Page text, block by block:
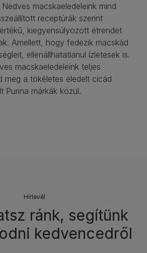
macskaeledeleink mind
receptúrák szerint
kiegyensúlyozott étrendet
Amellett, hogy fedezik macskád
ellenállhatatlanul ízletesek is.
macskaeledeleink teljes
meg a tökéletes eledelt cicád
Purina márkák közül.
Hírlevél​
ránk, segítünk
kedvencedről